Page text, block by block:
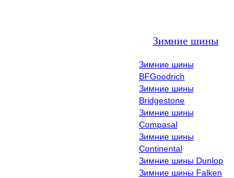
Зимние шины
Зимние шины
BFGoodrich
Зимние шины
Bridgestone
Зимние шины
Compasal
Зимние шины
Continental
Зимние шины Dunlop
Зимние шины Falken